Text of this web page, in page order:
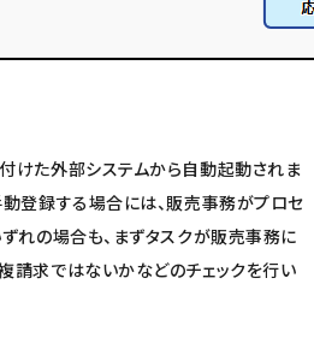
けた外部システムから自動起動されま
動登録する場合には、販売事務がプロセ
れの場合も、まずタスクが販売事務に
請求ではないかなどのチェックを行い